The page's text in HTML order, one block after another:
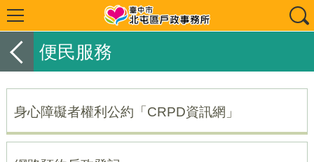
便民服務
身心障礙者權利公約「CRPD資訊網」